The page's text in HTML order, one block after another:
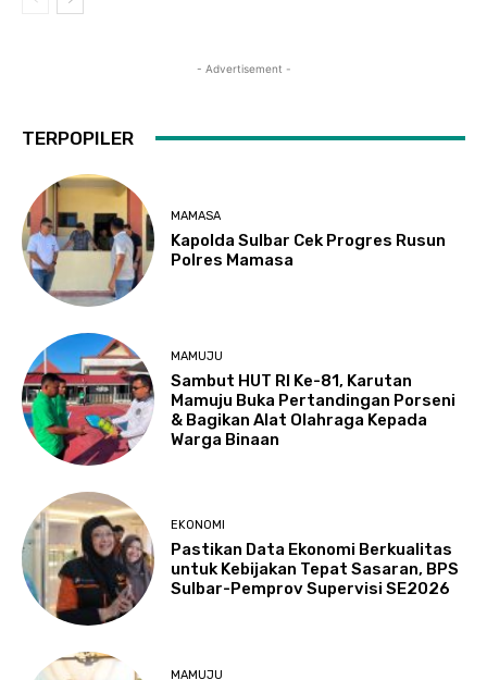
- Advertisement -
TERPOPILER
MAMASA
Kapolda Sulbar Cek Progres Rusun
Polres Mamasa
MAMUJU
Sambut HUT RI Ke-81, Karutan
Mamuju Buka Pertandingan Porseni
& Bagikan Alat Olahraga Kepada
Warga Binaan
EKONOMI
Pastikan Data Ekonomi Berkualitas
untuk Kebijakan Tepat Sasaran, BPS
Sulbar-Pemprov Supervisi SE2026
MAMUJU